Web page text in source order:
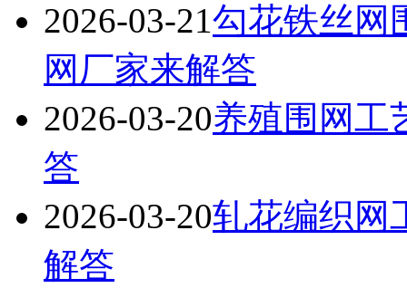
2026-03-21勾花铁丝网
网厂家来解答
2026-03-20养殖围网工
答
2026-03-20轧花编织网
解答